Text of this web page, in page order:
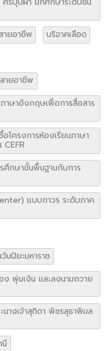
ายอาชีพ
บริจาคเลือด
ายอาชีพ
าษาอังกฤษเพื่อการสื่อสาร
อโครงการห้องเรียนภาษา
ศึกษาขั้นพื้นฐานกับการ
แบบถาวร ระดับภาค
นปิยะมหาราช
พุ่มเงิน และลงนามถวาย
างเจ้าสุทิดา พัชรสุธาพิมล